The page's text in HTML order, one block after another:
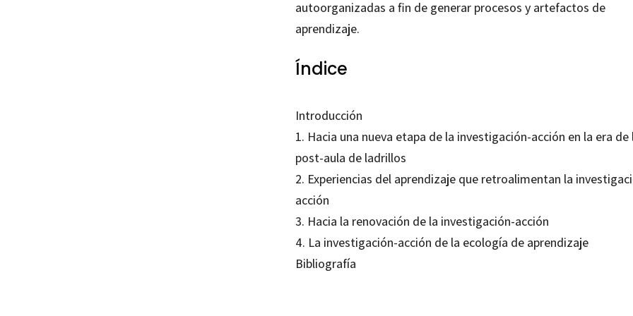
autoorganizadas a fin de generar procesos y artefactos de
aprendizaje.
Índice
Introducción
1. Hacia una nueva etapa de la investigación-acción en la era de
post-aula de ladrillos
2. Experiencias del aprendizaje que retroalimentan la
acción
3. Hacia la renovación de la investigación-acción
4. La investigación-acción de la ecología de aprendizaje
Bibliografía